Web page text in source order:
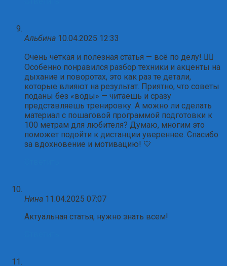
Альбина 10.04.2025 12:33
Очень чёткая и полезная статья — всё по делу! 🏊‍♀️
Особенно понравился разбор техники и акценты на
дыхание и поворотах, это как раз те детали,
которые влияют на результат. Приятно, что советы
поданы без «воды» — читаешь и сразу
представляешь тренировку. А можно ли сделать
материал с пошаговой программой подготовки к
100 метрам для любителя? Думаю, многим это
поможет подойти к дистанции увереннее. Спасибо
за вдохновение и мотивацию! 💛
Нина 11.04.2025 07:07
Актуальная статья, нужно знать всем!